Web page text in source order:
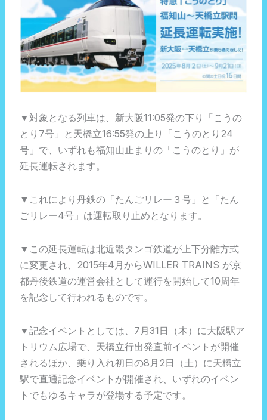
▼対象となる列車は、新大阪11:05発の下り「こうの
とり7号」と天橋立16:55発の上り「こうのとり24
号」で、いずれも福知山止まりの「こうのとり」が
延長運転されます。
▼これにより丹鉄の「たんごリレー３号」と「たん
ごリレー4号」は運転取り止めとなります。
▼この延長運転は北近畿タンゴ鉄道が上下分離方式
に変更され、2015年4月からWILLER TRAINS が京
都丹後鉄道の運営会社として運行を開始して10周年
を記念して行われるものです。
▼記念イベントとしては、7月31日（木）に大阪駅ア
トリウム広場で、天橋立行出発直前イベントが開催
されるほか、乗り入れ初日の8月2日（土）に天橋立
駅で直通記念イベントが開催され、いずれのイベン
トでもゆるキャラが登場する予定です。